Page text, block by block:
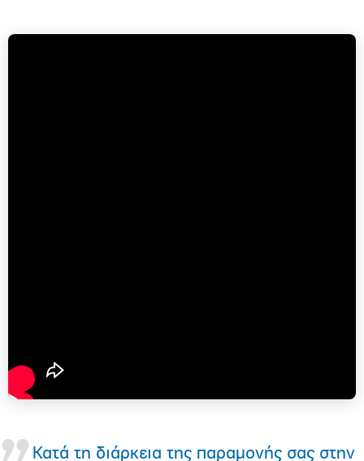
Κατά τη διάρκεια της παραμονής σας στην